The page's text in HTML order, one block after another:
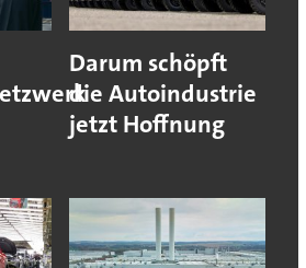
Darum schöpft
die Autoindustrie
jetzt Hoffnung